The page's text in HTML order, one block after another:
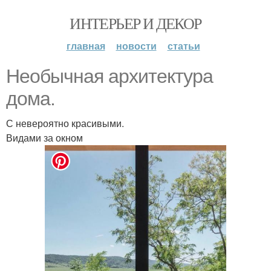
ИНТЕРЬЕР И ДЕКОР
главная новости статьи
Необычная архитектура
дома.
С невероятно красивыми.
Видами за окном